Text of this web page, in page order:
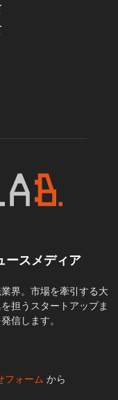
ースメディア
界。市場を牽引する大
担うスタートアップま
信します。
フォーム から